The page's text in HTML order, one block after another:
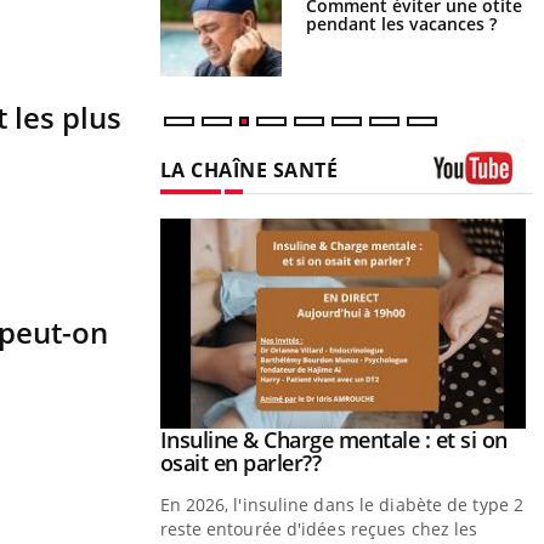
les plus
on
Comment éviter une otite
pendant les vacances ?
LA CHAÎNE SANTÉ
Youtube
Insuline & Charge mentale : et si on
osait en parler??Youtube
En 2026, l'insuline dans le diabète de type 2
reste entourée d'idées reçues chez les